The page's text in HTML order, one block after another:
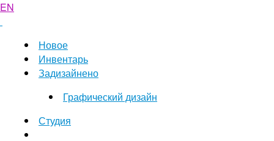
EN
Новое
Инвентарь
Задизайнено
Графический дизайн
Студия